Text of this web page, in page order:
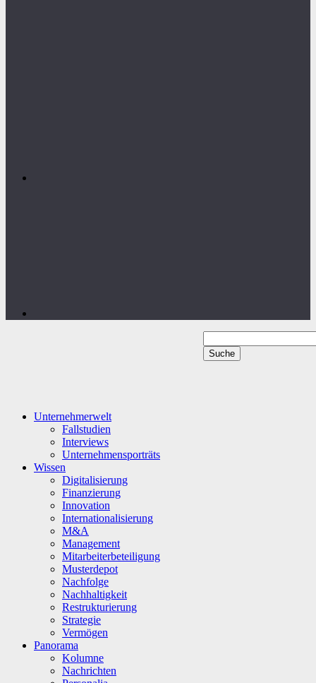
Unternehmerwelt
Fallstudien
Interviews
Unternehmensporträts
Wissen
Digitalisierung
Finanzierung
Innovation
Internationalisierung
M&A
Management
Mitarbeiterbeteiligung
Musterdepot
Nachfolge
Nachhaltigkeit
Restrukturierung
Strategie
Vermögen
Panorama
Kolumne
Nachrichten